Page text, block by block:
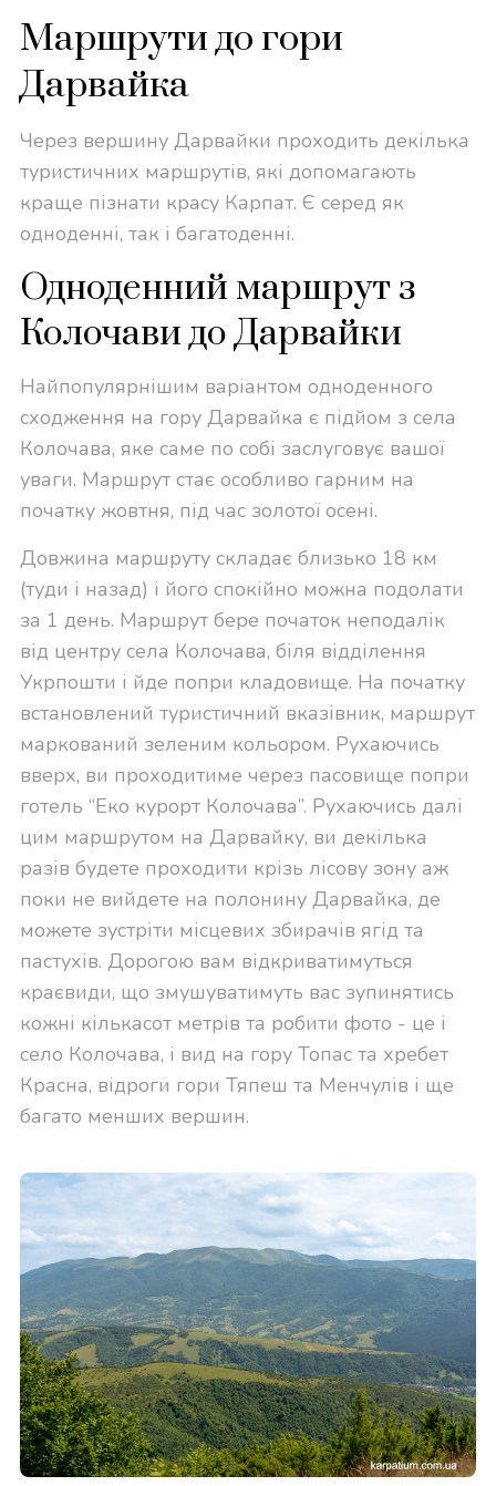
Маршрути до гори
Дарвайка
Через вершину Дарвайки проходить декілька
туристичних маршрутів, які допомагають
краще пізнати красу Карпат. Є серед як
одноденні, так і багатоденні.
Одноденний маршрут з
Колочави до Дарвайки
Найпопулярнішим варіантом одноденного
сходження на гору Дарвайка є підйом з села
Колочава, яке саме по собі заслуговує вашої
уваги. Маршрут стає особливо гарним на
початку жовтня, під час золотої осені.
Довжина маршруту складає близько 18 км
(туди і назад) і його спокійно можна подолати
за 1 день. Маршрут бере початок неподалік
від центру села Колочава, біля відділення
Укрпошти і йде попри кладовище. На початку
встановлений туристичний вказівник, маршрут
маркований зеленим кольором. Рухаючись
вверх, ви проходитиме через пасовище попри
готель “Еко курорт Колочава”. Рухаючись далі
цим маршрутом на Дарвайку, ви декілька
разів будете проходити крізь лісову зону аж
поки не вийдете на полонину Дарвайка, де
можете зустріти місцевих збирачів ягід та
пастухів. Дорогою вам відкриватимуться
краєвиди, що змушуватимуть вас зупинятись
кожні кількасот метрів та робити фото - це і
село Колочава, і вид на гору Топас та хребет
Красна, відроги гори Тяпеш та Менчулів і ще
багато менших вершин.